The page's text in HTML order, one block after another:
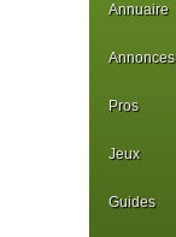
Annuaire
Annonces
Pros
Jeux
Guides